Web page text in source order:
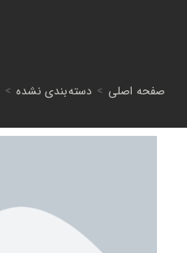
صفحه اصلی > دسته‌بندی نشده >